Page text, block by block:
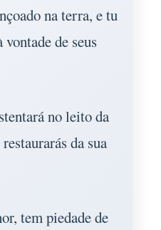
na terra, e tu
vontade de seus
no leito da
da sua
tem piedade de